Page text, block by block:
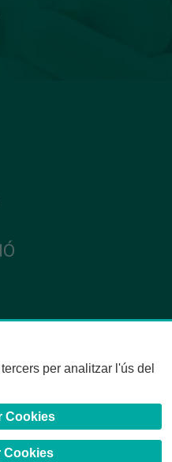
per analitzar l'ús del
Cookies
Cookies